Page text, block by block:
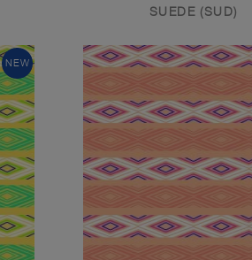
SUEDE (SUD)
NEW